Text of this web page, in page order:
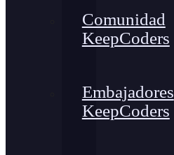
Comunidad
KeepCoders
Embajadores
KeepCoders